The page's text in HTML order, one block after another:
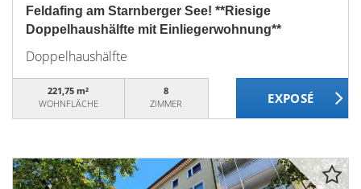
Feldafing am Starnberger See! **Riesige
Doppelhaushälfte mit Einliegerwohnung**
Doppelhaushälfte
221,75 m²
WOHNFLÄCHE
8
ZIMMER